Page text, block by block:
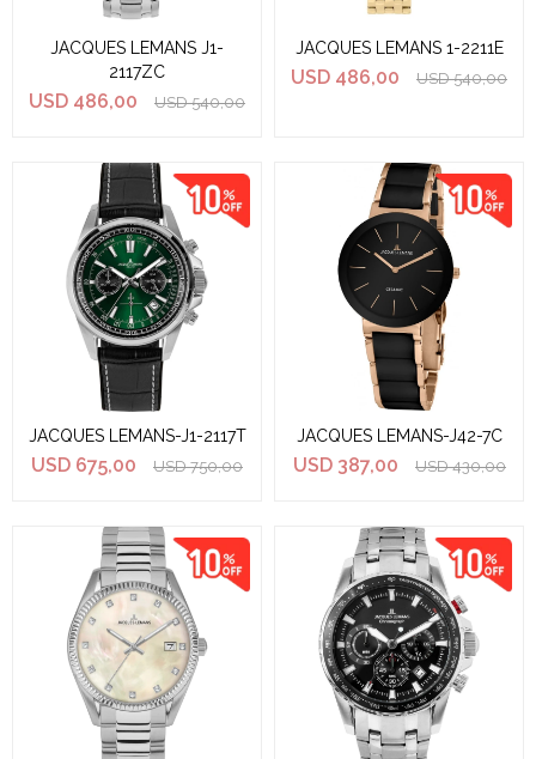
JACQUES LEMANS J1-
2117ZC
USD 486,00 USD 540,00
JACQUES LEMANS 1-2211E
USD 486,00 USD 540,00
JACQUES LEMANS-J1-2117T
USD 675,00 USD 750,00
JACQUES LEMANS-J42-7C
USD 387,00 USD 430,00